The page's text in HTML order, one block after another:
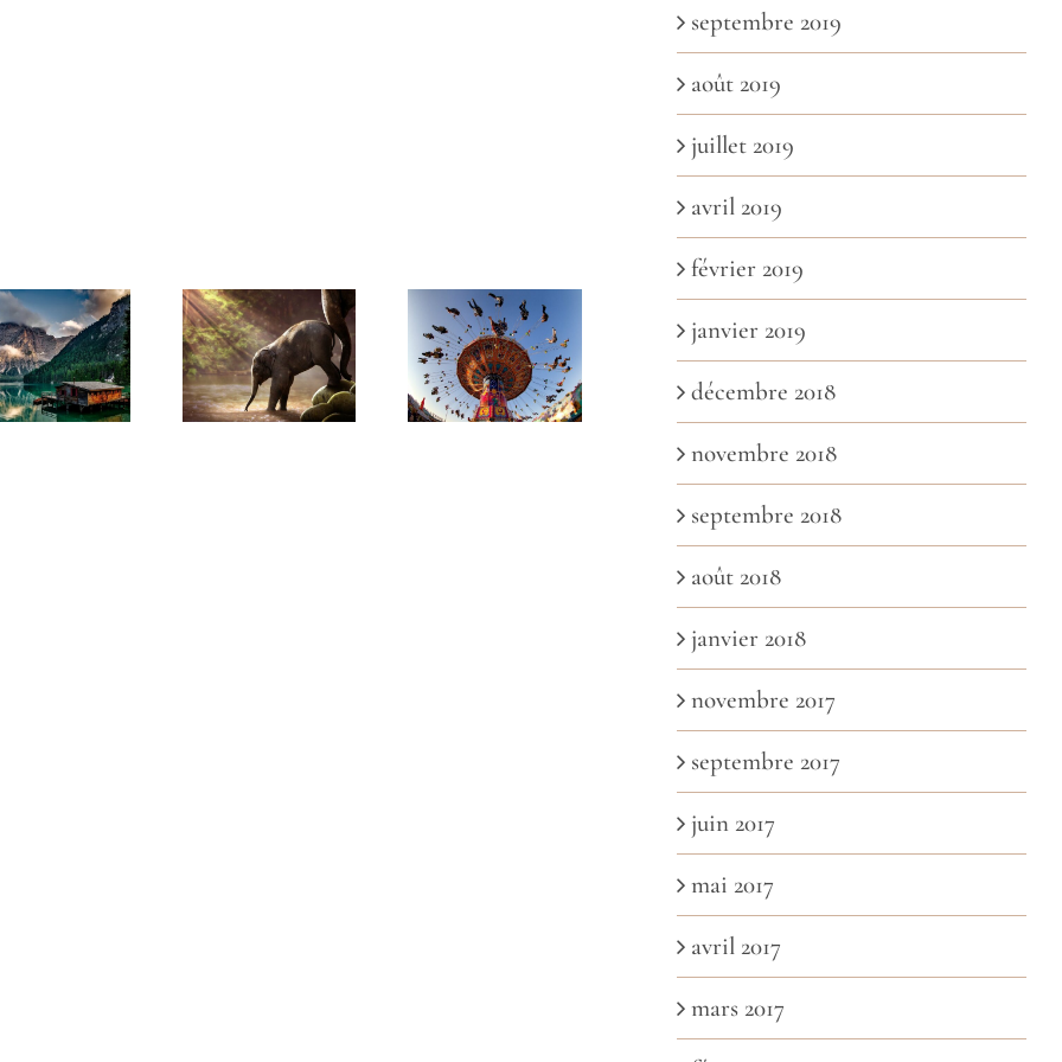
Thèmes
de
formations
proposés
par Laure
Vanoorenberghe
Une
image
pour
accompagner
le
septembre 2019
août 2019
juillet 2019
avril 2019
février 2019
janvier 2019
décembre 2018
novembre 2018
septembre 2018
août 2018
janvier 2018
novembre 2017
septembre 2017
juin 2017
mai 2017
avril 2017
mars 2017